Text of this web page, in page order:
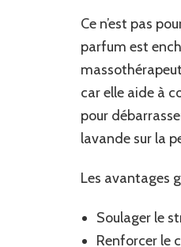
Ce n’est pas
parfum est
car elle aide à
pour
lavande sur la
Les avantages
Soulager le
Renforcer le